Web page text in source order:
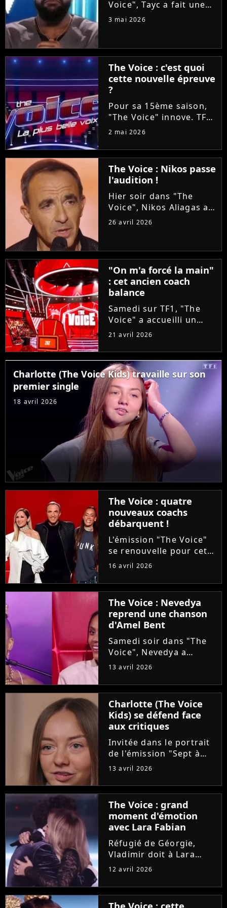
Voice", Tayc a fait une
proposition en or à
enregistrer un duo sur
son nouvel album
"Joÿa". Et le chanteur a
tenu...
3 mai 2026
The Voice : c'est quoi
cette nouvelle épreuve
?
Pour sa 15ème saison,
"The Voice" innove. TF1
va proposer ce soir aux
d'assister à deux
épreuves en une : les
Qualifications et les
Battles. On vous
explique tout !
2 mai 2026
The Voice : Nikos passe
l'audition !
Hier soir dans "The
Voice", Nikos Aliagas a
réservé une surprise de
d'un candidat. A-t-il
réussi à convaincre Lara
Fabian, Florent Pagny,...
26 avril 2026
"On m'a forcé la main"
: cet ancien coach
balance
Samedi sur TF1, "The
Voice" a accueilli un
invité exceptionnel pour
Louis Bertignac ! Coach
emblématique des deux
premières saisons, le
rockeur avait
pourtant...
21 avril 2026
Charlotte (The Voice Kids) travaille sur son
premier single
18 avril 2026
The Voice : quatre
nouveaux coachs
débarquent !
L'émission "The Voice"
se renouvelle pour cette
saison 15. Alors que les
arrivent à leur terme, la
production ajoute une
étape avant les Battles :
les Qualifications....
16 avril 2026
The Voice : Nevedya
reprend une chanson
d'Amel Bent
Samedi soir dans "The
Voice", Nevedya a
proposé une version
"Pourquoi tu restes"
d'Amel Bent. Un
moment chargé en
émotion qui n'a
néanmoins pas fait se
retourner...
13 avril 2026
Charlotte (The Voice
Kids) se défend face
aux critiques
Invitée dans le portrait
de l'émission "Sept à
Huit", Charlotte est
diagnostiqué à l'âge de
8 ans. La maladie et les
opérations de la
dernière gagnante de
"The...
13 avril 2026
The Voice : grand
moment d'émotion
avec Lara Fabian
Réfugié de Géorgie,
Vladimir doit à Lara
Fabian son
français et sa vocation
de chanteur. Sur le
12 avril 2026